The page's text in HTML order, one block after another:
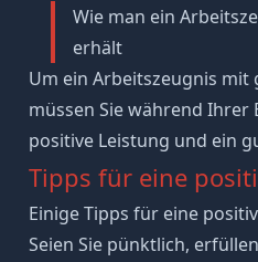
Wie man ein
erhält
Um ein Arbeitszeugnis
müssen Sie während Ihrer
positive Leistung und ein
Tipps für eine
Einige Tipps für eine
Seien Sie pünktlich,